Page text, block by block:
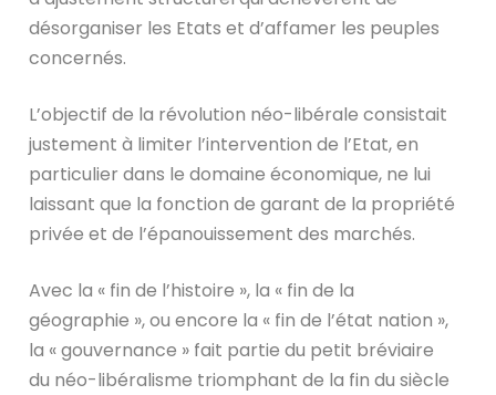
désorganiser les Etats et d’affamer les peuples
concernés.
L’objectif de la révolution néo-libérale consistait
justement à limiter l’intervention de l’Etat, en
particulier dans le domaine économique, ne lui
laissant que la fonction de garant de la propriété
privée et de l’épanouissement des marchés.
Avec la « fin de l’histoire », la « fin de la
géographie », ou encore la « fin de l’état nation »,
la « gouvernance » fait partie du petit bréviaire
du néo-libéralisme triomphant de la fin du siècle